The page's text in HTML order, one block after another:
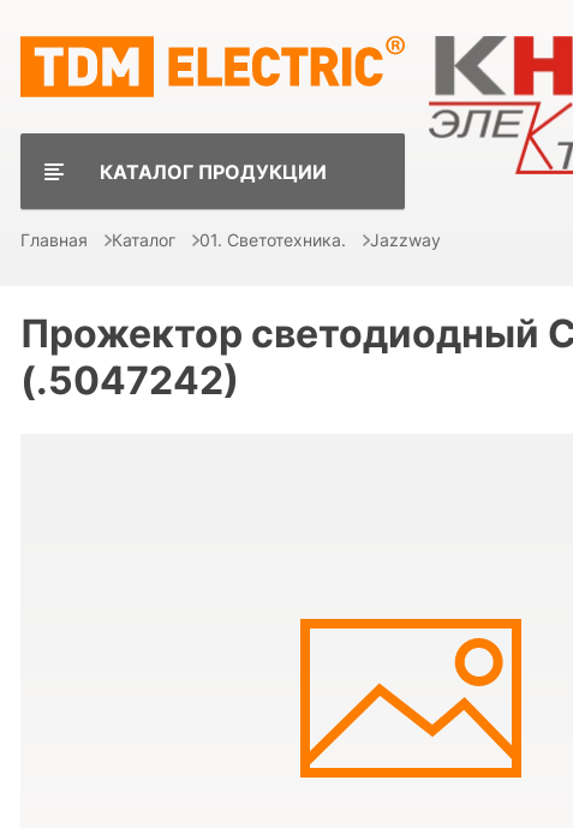
КАТАЛОГ ПРОДУКЦИИ
Главная Каталог 01. Светотехника. Jazzway
Прожектор светодиодный
(.5047242)